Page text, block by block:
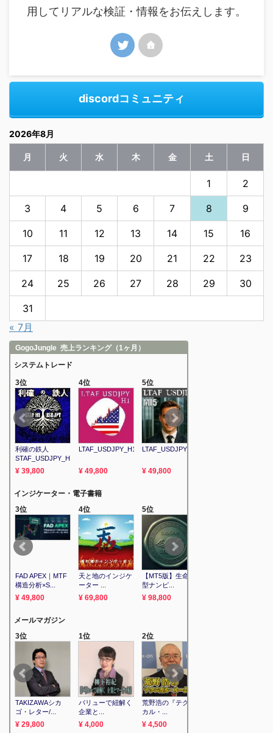
用してリアルな検証・情報をお伝えします。
discordコミュニティ
2026年8月
月 火 水 木 金 土 日
1 2
3 4 5 6 7 8 9
10 11 12 13 14 15 16
17 18 19 20 21 22 23
24 25 26 27 28 29 30
31
« 7月